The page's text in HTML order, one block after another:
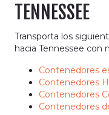
TENNESSEE
Transporta los
hacia Tennessee con
Contenedores
Contenedores
Contenedores
Contenedores